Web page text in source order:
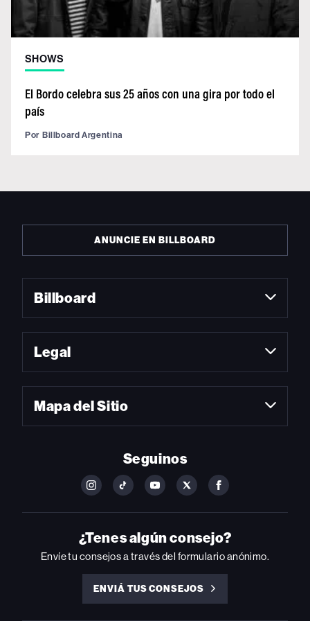
SHOWS
El Bordo celebra sus 25 años con una gira por todo el
país
Por Billboard Argentina
ANUNCIE EN BILLBOARD
Billboard
Legal
Mapa del Sitio
Seguinos
FOLLOW
ON
INSTAGRAM
FOLLOW
ON
YOUTUBE
FOLLOW
ON
YOUTUBE
FOLLOW
ON
FOLLOW
ON
FACEBOOK
¿Tenes algún consejo?
Envíe tu consejos a través del formulario anónimo.
ENVIÁ TUS CONSEJOS
ENVIÁ